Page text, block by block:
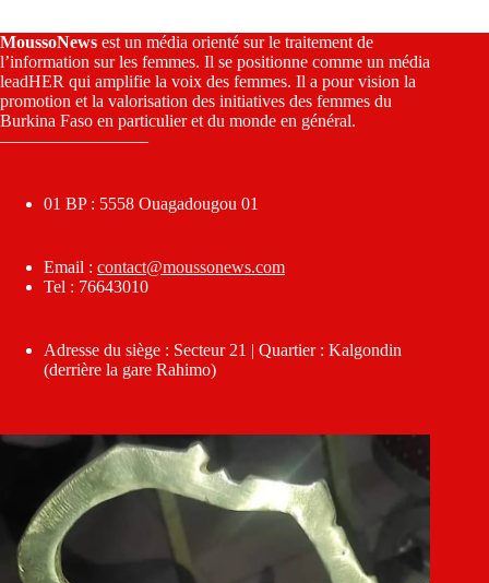
MoussoNews est un média orienté sur le traitement de
l’information sur les femmes. Il se positionne comme un média
leadHER qui amplifie la voix des femmes. Il a pour vision la
promotion et la valorisation des initiatives des femmes du
Burkina Faso en particulier et du monde en général.
————————–
01 BP : 5558 Ouagadougou 01
Email : contact@moussonews.com
Tel : 76643010
Adresse du siège : Secteur 21 | Quartier : Kalgondin
(derrière la gare Rahimo)